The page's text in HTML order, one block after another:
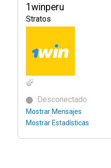
1winperu
Stratos
Desconectado
Mostrar Mensajes
Mostrar Estadísticas